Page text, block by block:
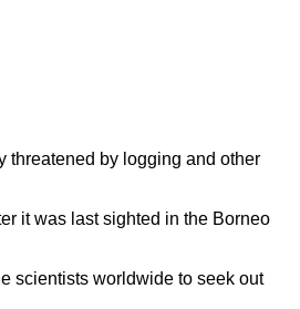
threatened by logging and other
it was last sighted in the Borneo
scientists worldwide to seek out